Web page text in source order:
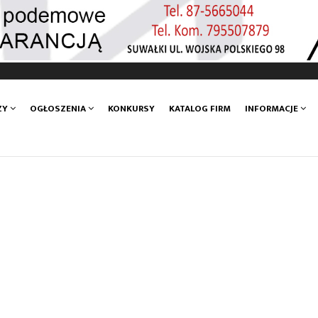
OGŁOSZENIA KONKURSY KATALOG FIRM INFORMACJE